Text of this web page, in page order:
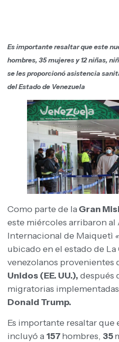
Es importante resaltar que este
hombres, 35 mujeres y 12 niñas,
se les proporcionó asistencia
del Estado de Venezuela
Como parte de laGran
este miércoles arribaron
Internacional de Maiquetì
ubicado en el estado de
venezolanos provenientes
Unidos (EE. UU.), después
migratorias
Donald Trump.
Es importante resaltar
incluyó a 157hombres, 35